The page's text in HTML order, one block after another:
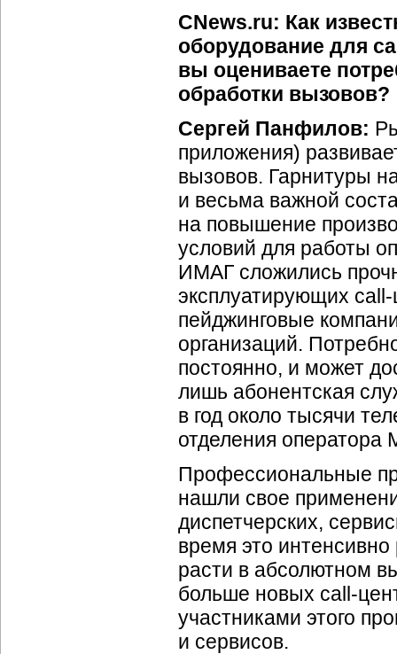
CNews.ru: Как
оборудование для
вы оцениваете
обработки вызовов?
Сергей Панфилов:
приложения)
вызовов. Гарнитуры
и весьма важной
на повышение
условий для работы
ИМАГ сложились
эксплуатирующих
пейджинговые
организаций.
постоянно, и может
лишь абонентская
в год около тысячи
отделения оператора
Профессиональные
нашли свое
диспетчерских,
время это интенсивно
расти в абсолютном
больше новых call-
участниками этого
и сервисов.